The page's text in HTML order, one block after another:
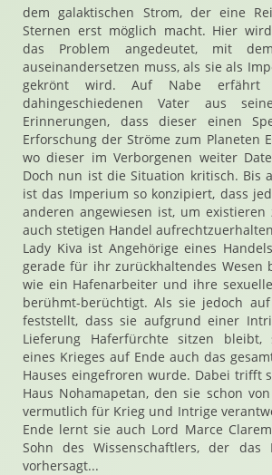
dem galaktischen Strom, der eine
Sternen erst möglich macht. Hier
das Problem angedeutet, mit
auseinandersetzen muss, als sie als
gekrönt wird. Auf Nabe
dahingeschiedenen Vater aus
Erinnerungen, dass dieser einen
Erforschung der Ströme zum Planeten
wo dieser im Verborgenen weiter
Doch nun ist die Situation kritisch. Bis
ist das Imperium so konzipiert, dass
anderen angewiesen ist, um
auch stetigen Handel
Lady Kiva ist Angehörige eines
gerade für ihr zurückhaltendes Wesen
wie ein Hafenarbeiter und ihre
berühmt-berüchtigt. Als sie jedoch
feststellt, dass sie aufgrund einer
Lieferung Haferfürchte sitzen bleibt,
eines Krieges auf Ende auch das
Hauses eingefroren wurde. Dabei trifft
Haus Nohamapetan, den sie schon
vermutlich für Krieg und Intrige
Ende lernt sie auch Lord Marce
Sohn des Wissenschaftlers, der das
vorhersagt...